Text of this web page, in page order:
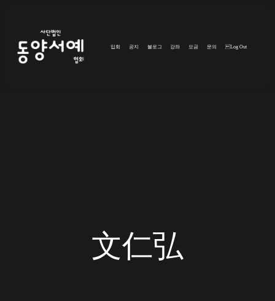
입회 공지 블로그 강좌 모금 문의 Log Out
文仁弘